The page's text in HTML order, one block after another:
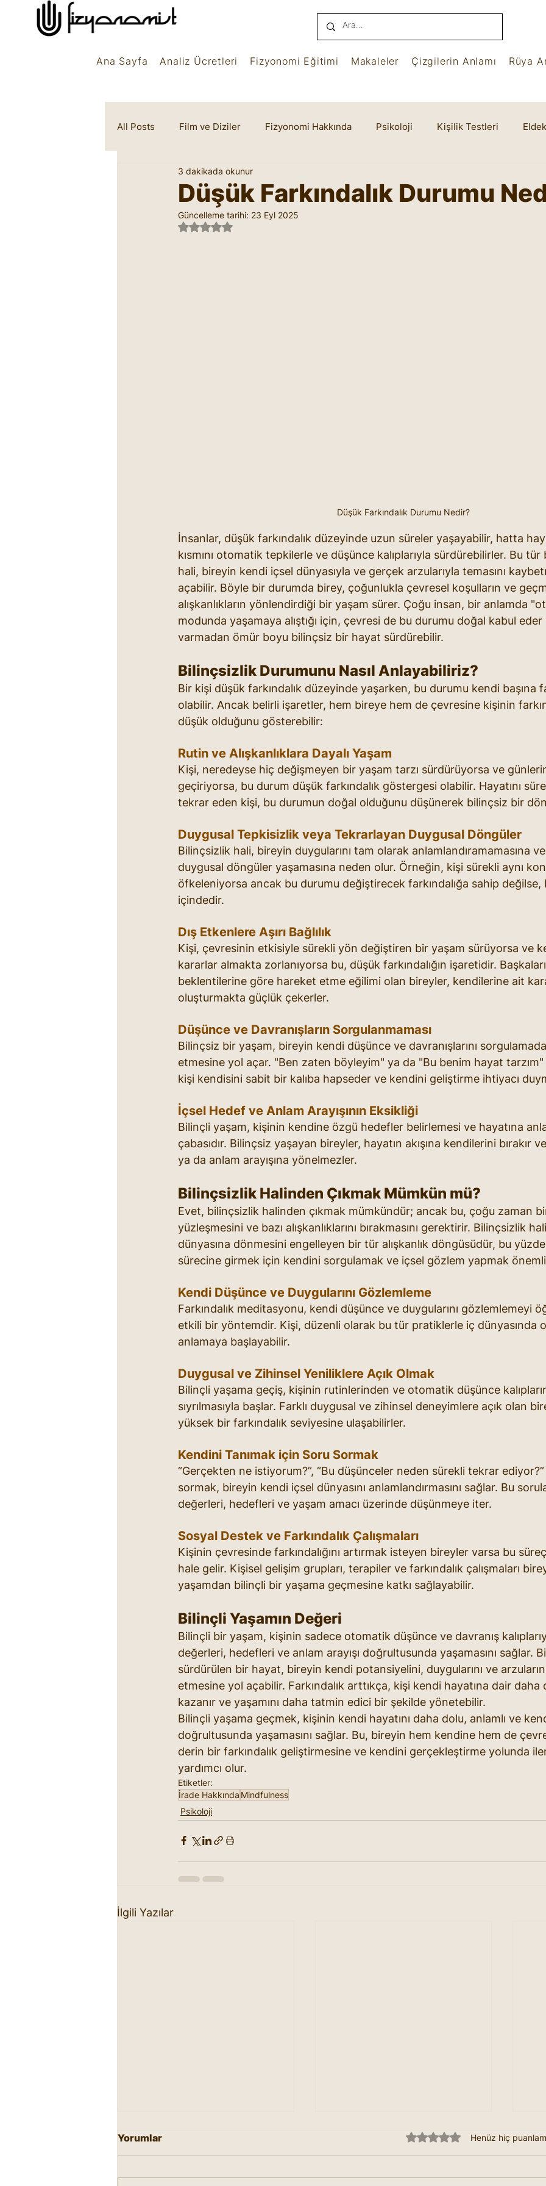
Ana Sayfa Analiz Ücretleri Fizyonomi Eğitimi Makaleler Çizgilerin Anlamı Rüya
All Posts Film ve Diziler Fizyonomi Hakkında Psikoloji Kişilik Testleri
Rüya Sembolleri Marifetname
Düşük Farkındalık Durumu
3 dakikada okunur
Güncelleme tarihi: 23 Eyl 2025
5 üzerinden NaN yıldız
Düşük Farkındalık Durumu Nedir?
İnsanlar, düşük farkındalık düzeyinde uzun süreler yaşayabilir, hatta
kısmını otomatik tepkilerle ve düşünce kalıplarıyla sürdürebilirler. Bu
hali, bireyin kendi içsel dünyasıyla ve gerçek arzularıyla temasını
açabilir. Böyle bir durumda birey, çoğunlukla çevresel koşulların ve
alışkanlıkların yönlendirdiği bir yaşam sürer. Çoğu insan, bir anlamda
modunda yaşamaya alıştığı için, çevresi de bu durumu doğal kabul eder
varmadan ömür boyu bilinçsiz bir hayat sürdürebilir.
Bilinçsizlik Durumunu Nasıl Anlayabiliriz?
Bir kişi düşük farkındalık düzeyinde yaşarken, bu durumu kendi başına
olabilir. Ancak belirli işaretler, hem bireye hem de çevresine kişinin
düşük olduğunu gösterebilir:
Rutin ve Alışkanlıklara Dayalı Yaşam
Kişi, neredeyse hiç değişmeyen bir yaşam tarzı sürdürüyorsa ve
geçiriyorsa, bu durum düşük farkındalık göstergesi olabilir. Hayatını
tekrar eden kişi, bu durumun doğal olduğunu düşünerek bilinçsiz bir
Duygusal Tepkisizlik veya Tekrarlayan Duygusal Döngüler
Bilinçsizlik hali, bireyin duygularını tam olarak anlamlandıramamasına
duygusal döngüler yaşamasına neden olur. Örneğin, kişi sürekli aynı
öfkeleniyorsa ancak bu durumu değiştirecek farkındalığa sahip değilse,
içindedir.
Dış Etkenlere Aşırı Bağlılık
Kişi, çevresinin etkisiyle sürekli yön değiştiren bir yaşam sürüyorsa ve
kararlar almakta zorlanıyorsa bu, düşük farkındalığın işaretidir.
beklentilerine göre hareket etme eğilimi olan bireyler, kendilerine ait
oluşturmakta güçlük çekerler.
Düşünce ve Davranışların Sorgulanmaması
Bilinçsiz bir yaşam, bireyin kendi düşünce ve davranışlarını
etmesine yol açar. "Ben zaten böyleyim" ya da "Bu benim hayat
kişi kendisini sabit bir kalıba hapseder ve kendini geliştirme ihtiyacı
İçsel Hedef ve Anlam Arayışının Eksikliği
Bilinçli yaşam, kişinin kendine özgü hedefler belirlemesi ve hayatına
çabasıdır. Bilinçsiz yaşayan bireyler, hayatın akışına kendilerini bırakır
ya da anlam arayışına yönelmezler.
Bilinçsizlik Halinden Çıkmak Mümkün mü?
Evet, bilinçsizlik halinden çıkmak mümkündür; ancak bu, çoğu zaman
yüzleşmesini ve bazı alışkanlıklarını bırakmasını gerektirir. Bilinçsizlik
dünyasına dönmesini engelleyen bir tür alışkanlık döngüsüdür, bu
sürecine girmek için kendini sorgulamak ve içsel gözlem yapmak
Kendi Düşünce ve Duygularını Gözlemleme
Farkındalık meditasyonu, kendi düşünce ve duygularını gözlemlemeyi
etkili bir yöntemdir. Kişi, düzenli olarak bu tür pratiklerle iç dünyasında
anlamaya başlayabilir.
Duygusal ve Zihinsel Yeniliklere Açık Olmak
Bilinçli yaşama geçiş, kişinin rutinlerinden ve otomatik düşünce
sıyrılmasıyla başlar. Farklı duygusal ve zihinsel deneyimlere açık olan
yüksek bir farkındalık seviyesine ulaşabilirler.
Kendini Tanımak için Soru Sormak
“Gerçekten ne istiyorum?”, “Bu düşünceler neden sürekli tekrar
sormak, bireyin kendi içsel dünyasını anlamlandırmasını sağlar. Bu
değerleri, hedefleri ve yaşam amacı üzerinde düşünmeye iter.
Sosyal Destek ve Farkındalık Çalışmaları
Kişinin çevresinde farkındalığını artırmak isteyen bireyler varsa bu
hale gelir. Kişisel gelişim grupları, terapiler ve farkındalık çalışmaları
yaşamdan bilinçli bir yaşama geçmesine katkı sağlayabilir.
Bilinçli Yaşamın Değeri
Bilinçli bir yaşam, kişinin sadece otomatik düşünce ve davranış
değerleri, hedefleri ve anlam arayışı doğrultusunda yaşamasını sağlar.
sürdürülen bir hayat, bireyin kendi potansiyelini, duygularını ve
etmesine yol açabilir. Farkındalık arttıkça, kişi kendi hayatına dair daha
kazanır ve yaşamını daha tatmin edici bir şekilde yönetebilir.
Bilinçli yaşama geçmek, kişinin kendi hayatını daha dolu, anlamlı ve
doğrultusunda yaşamasını sağlar. Bu, bireyin hem kendine hem de
derin bir farkındalık geliştirmesine ve kendini gerçekleştirme yolunda
yardımcı olur.
Etiketler:
İrade Hakkında Mindfulness
Psikoloji
İlgili Yazılar
Yorumlar 5 üzerinden 0 yıldız
Henüz hiç